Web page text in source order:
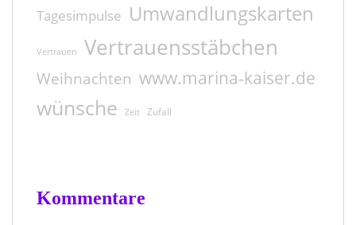
Tagesimpulse Umwandlungskarten
Vertrauen Vertrauensstäbchen
Weihnachten www.marina-kaiser.de
wünsche Zeit Zufall
Kommentare